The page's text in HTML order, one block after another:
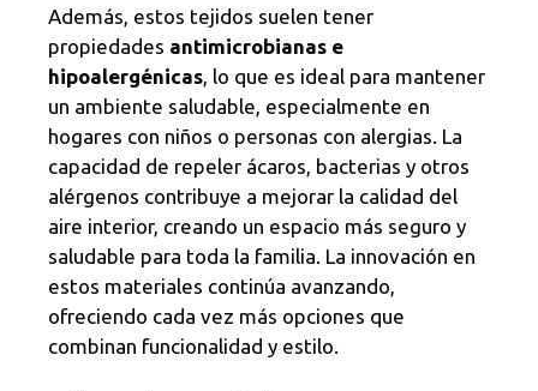
Además, estos tejidos suelen tener
propiedades antimicrobianas e
hipoalergénicas, lo que es ideal para mantener
un ambiente saludable, especialmente en
hogares con niños o personas con alergias. La
capacidad de repeler ácaros, bacterias y otros
alérgenos contribuye a mejorar la calidad del
aire interior, creando un espacio más seguro y
saludable para toda la familia. La innovación en
estos materiales continúa avanzando,
ofreciendo cada vez más opciones que
combinan funcionalidad y estilo.